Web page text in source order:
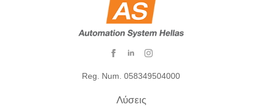
Reg. Num. 058349504000
Λύσεις